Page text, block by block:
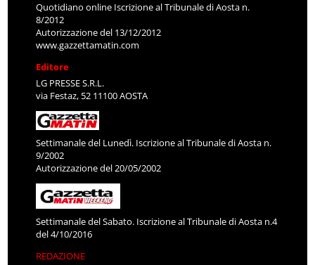
Quotidiano online Iscrizione al Tribunale di Aosta n.
8/2012
Autorizzazione del 13/12/2012
www.gazzettamatin.com
Editore
LG PRESSE S.R.L.
via Festaz, 52 11100 AOSTA
Settimanale del Lunedì. Iscrizione al Tribunale di Aosta n.
9/2002
Autorizzazione del 20/05/2002
Settimanale del Sabato. Iscrizione al Tribunale di Aosta n.4
del 4/10/2016
REDAZIONE